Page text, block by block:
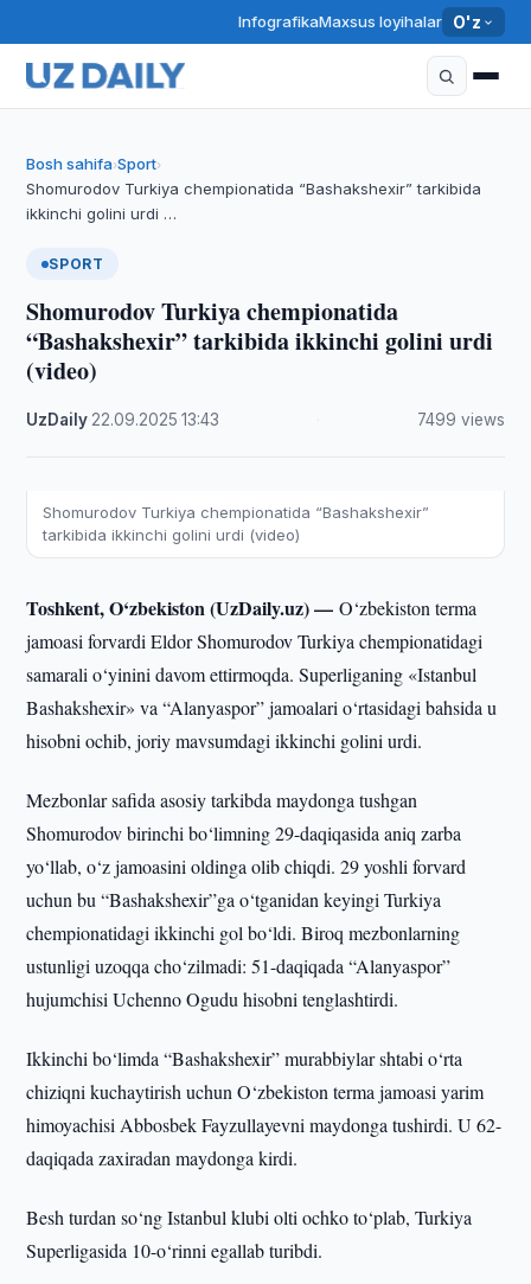
InfografikaMaxsus loyihalar O'z
Bosh sahifa›Sport›
Shomurodov Turkiya chempionatida “Bashakshexir” tarkibida
ikkinchi golini urdi …
SPORT
Shomurodov Turkiya chempionatida
“Bashakshexir” tarkibida ikkinchi golini urdi
(video)
UzDaily 22.09.2025 ·13:43 7499 views
Shomurodov Turkiya chempionatida “Bashakshexir”
tarkibida ikkinchi golini urdi (video)
Toshkent, O‘zbekiston (UzDaily.uz) —O‘zbekiston terma
jamoasi forvardi Eldor Shomurodov Turkiya chempionatidagi
samarali o‘yinini davom ettirmoqda. Superliganing «Istanbul
Bashakshexir» va “Alanyaspor” jamoalari o‘rtasidagi bahsida u
hisobni ochib, joriy mavsumdagi ikkinchi golini urdi.
Mezbonlar safida asosiy tarkibda maydonga tushgan
Shomurodov birinchi bo‘limning 29-daqiqasida aniq zarba
yo‘llab, o‘z jamoasini oldinga olib chiqdi. 29 yoshli forvard
uchun bu “Bashakshexir”ga o‘tganidan keyingi Turkiya
chempionatidagi ikkinchi gol bo‘ldi. Biroq mezbonlarning
ustunligi uzoqqa cho‘zilmadi: 51-daqiqada “Alanyaspor”
hujumchisi Uchenno Ogudu hisobni tenglashtirdi.
Ikkinchi bo‘limda “Bashakshexir” murabbiylar shtabi o‘rta
chiziqni kuchaytirish uchun O‘zbekiston terma jamoasi yarim
himoyachisi Abbosbek Fayzullayevni maydonga tushirdi. U 62-
daqiqada zaxiradan maydonga kirdi.
Besh turdan so‘ng Istanbul klubi olti ochko to‘plab, Turkiya
Superligasida 10-o‘rinni egallab turibdi.